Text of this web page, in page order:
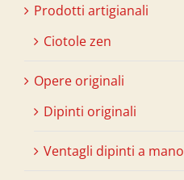
Prodotti artigianali
Ciotole zen
Opere originali
Dipinti originali
Ventagli dipinti a mano